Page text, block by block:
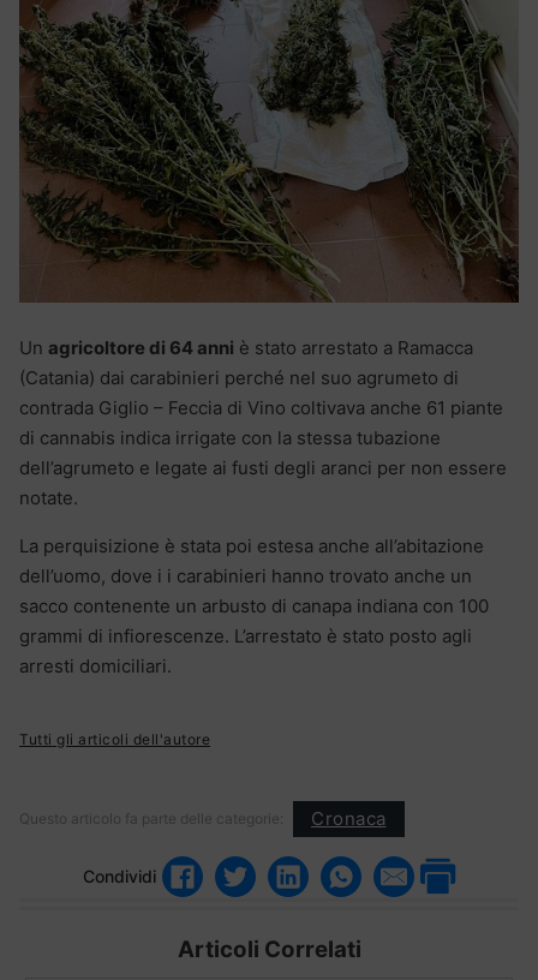
Un agricoltore di 64 anni è stato arrestato a Ramacca
(Catania) dai carabinieri perché nel suo agrumeto di
contrada Giglio – Feccia di Vino coltivava anche 61 piante
di cannabis indica irrigate con la stessa tubazione
dell’agrumeto e legate ai fusti degli aranci per non essere
notate.
La perquisizione è stata poi estesa anche all’abitazione
dell’uomo, dove i i carabinieri hanno trovato anche un
sacco contenente un arbusto di canapa indiana con 100
grammi di infiorescenze. L’arrestato è stato posto agli
arresti domiciliari.
Tutti gli articoli dell'autore
Questo articolo fa parte delle categorie: Cronaca
Condividi
Articoli Correlati